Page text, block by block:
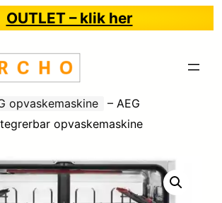
OUTLET – klik her
opvaskemaskine – AEG
opvaskemaskine